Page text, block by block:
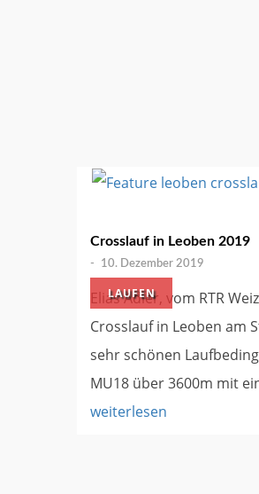
LAUFEN
Crosslauf in Leoben 2019
- 10. Dezember 2019
Elias Adler, vom RTR
Crosslauf in Leoben am
sehr schönen
MU18 über 3600m mit
weiterlesen